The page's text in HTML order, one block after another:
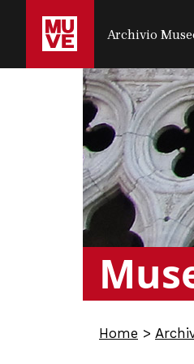
SALTA AL CONTENUTO
Archivio
Home >